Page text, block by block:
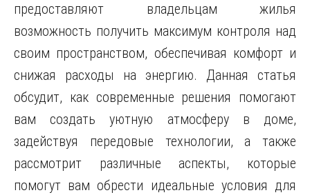
предоставляют владельцам жилья
возможность получить максимум контроля над
своим пространством, обеспечивая комфорт и
снижая расходы на энергию. Данная статья
обсудит, как современные решения помогают
вам создать уютную атмосферу в доме,
задействуя передовые технологии, а также
рассмотрит различные аспекты, которые
помогут вам обрести идеальные условия для